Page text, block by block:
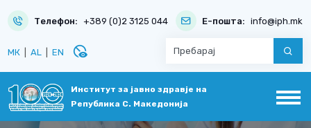
Телефон: +389 (0)2 3125 044 Е-пошта: info@iph.mk
МК AL EN disabled_visible
Институт за јавно здравје на
Република С. Македонија